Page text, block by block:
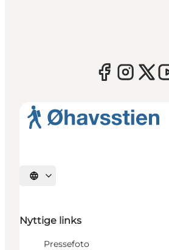
Vælg sprog
Nyttige links
Pressefoto